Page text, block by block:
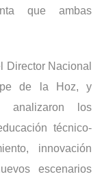
que ambas
Director Nacional
de la Hoz, y
analizaron los
técnico-
innovación
escenarios